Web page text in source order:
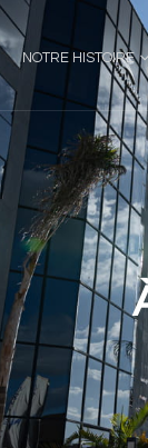
NOTRE HISTOIRE